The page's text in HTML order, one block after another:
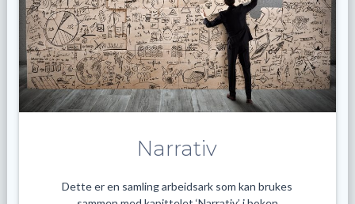
Narrativ
Dette er en samling arbeidsark som kan brukes